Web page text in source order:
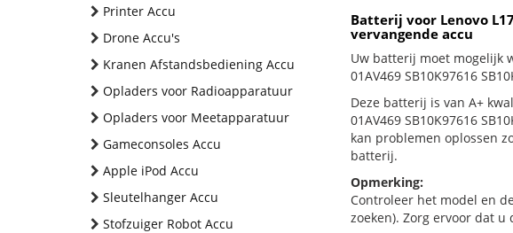
Printer Accu
Drone Accu's
Kranen Afstandsbediening Accu
Opladers voor Radioapparatuur
Opladers voor Meetapparatuur
Gameconsoles Accu
Apple iPod Accu
Sleutelhanger Accu
Stofzuiger Robot Accu
Batterij voor Lenovo
vervangende accu
Uw batterij moet mogelijk
01AV469 SB10K97616
Deze batterij is van A+
01AV469 SB10K97616
kan problemen oplossen
batterij.
Opmerking:
Controleer het model en
zoeken). Zorg ervoor dat